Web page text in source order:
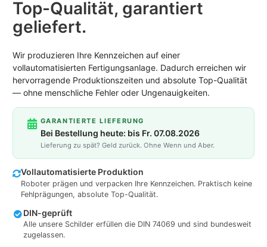
Top-Qualität, garantiert
geliefert.
Wir produzieren Ihre Kennzeichen auf einer
vollautomatisierten Fertigungsanlage. Dadurch erreichen wir
hervorragende Produktionszeiten und absolute Top-Qualität
— ohne menschliche Fehler oder Ungenauigkeiten.
GARANTIERTE LIEFERUNG
Bei Bestellung heute: bis Fr. 07.08.2026
Lieferung zu spät? Geld zurück. Ohne Wenn und Aber.
Vollautomatisierte Produktion
Roboter prägen und verpacken Ihre Kennzeichen. Praktisch keine
Fehlprägungen, absolute Top-Qualität.
DIN-geprüft
Alle unsere Schilder erfüllen die DIN 74069 und sind bundesweit
zugelassen.